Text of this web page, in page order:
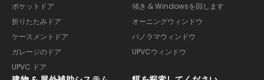
ポケットドア
折りたたみドア
ケースメントドア
ガレージのドア
UPVC ドア
傾き & Windowsを回します
オーニングウィンドウ
パノラマウィンドウ
UPVCウィンドウ